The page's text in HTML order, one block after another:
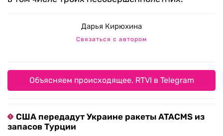
Дарья Кирюхина
Связаться с автором
Объясняем происходящее. RTVI в Telegram
США передадут Украине ракеты ATACMS из
запасов Турции